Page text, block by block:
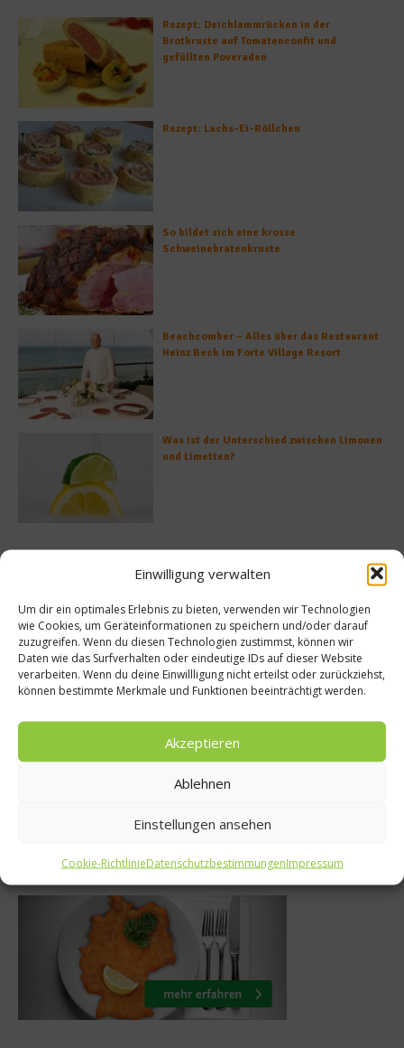
Einwilligung verwalten
Um dir ein optimales Erlebnis zu bieten, verwenden wir Technologien
wie Cookies, um Geräteinformationen zu speichern und/oder darauf
zuzugreifen. Wenn du diesen Technologien zustimmst, können wir
Daten wie das Surfverhalten oder eindeutige IDs auf dieser Website
verarbeiten. Wenn du deine Einwillligung nicht erteilst oder zurückziehst,
können bestimmte Merkmale und Funktionen beeinträchtigt werden.
Akzeptieren
Ablehnen
Einstellungen ansehen
Cookie-RichtlinieDatenschutzbestimmungenImpressum
Rezept: Deichlammrücken in der
Brotkruste auf Tomatenconfit und
gefüllten Poveraden
Rezept: Lachs-Ei-Röllchen
So bildet sich eine krosse
Schweinebratenkruste
Beachcomber – Alles über das Restaurant
Heinz Beck im Forte Village Resort
Was ist der Unterschied zwischen Limonen
und Limetten?
Bio
dick?
Kochbücher
Mirazur –
zwischen Himmel
26. Oktober 2024